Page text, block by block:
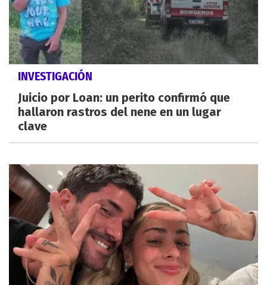
INVESTIGACIÓN
Juicio por Loan: un perito confirmó que
hallaron rastros del nene en un lugar
clave